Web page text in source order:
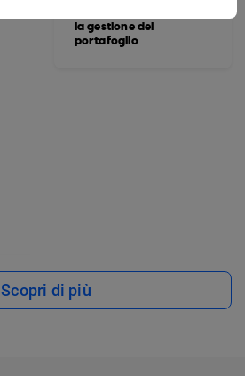
la gestione del
portafoglio
Scopri di più